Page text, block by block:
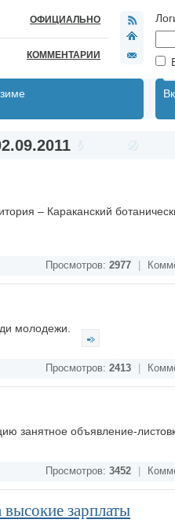
ОФИЦИАЛЬНО
КОММЕНТАРИИ
– Караканский
Просмотров: 2977
молодежи.
Просмотров: 2413
занятное объявление-
Просмотров: 3452
зарплаты